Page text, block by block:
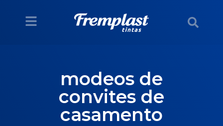
modeos de
convites de
casamento